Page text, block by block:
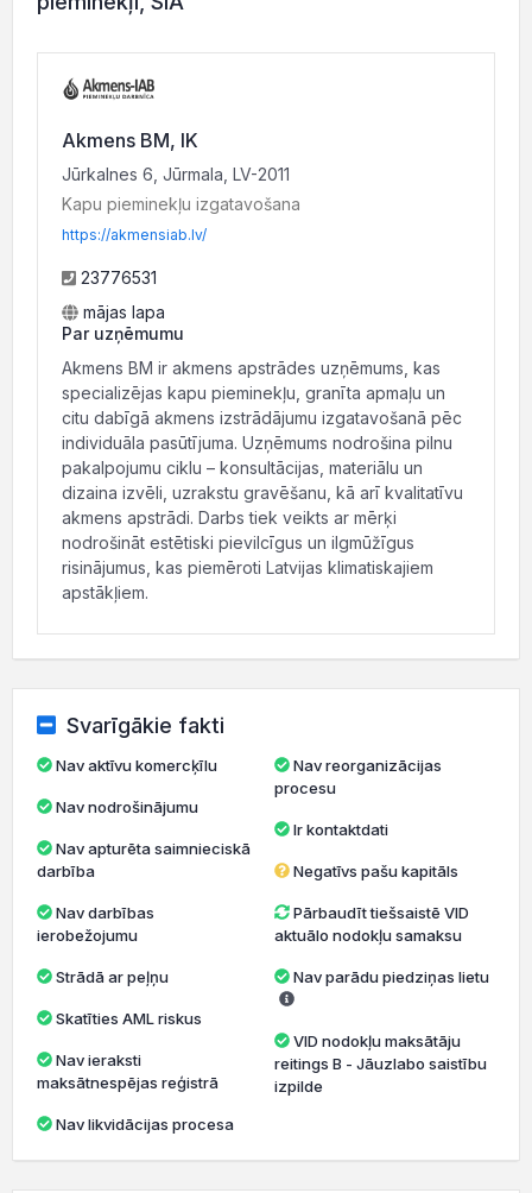
Akmens BM, IK
Jūrkalnes 6, Jūrmala, LV-2011
Kapu pieminekļu izgatavošana
https://akmensiab.lv/
23776531
mājas lapa
Par uzņēmumu
Akmens BM ir akmens apstrādes uzņēmums, kas
specializējas kapu pieminekļu, granīta apmaļu un
citu dabīgā akmens izstrādājumu izgatavošanā pēc
individuāla pasūtījuma. Uzņēmums nodrošina pilnu
pakalpojumu ciklu – konsultācijas, materiālu un
dizaina izvēli, uzrakstu gravēšanu, kā arī kvalitatīvu
akmens apstrādi. Darbs tiek veikts ar mērķi
nodrošināt estētiski pievilcīgus un ilgmūžīgus
risinājumus, kas piemēroti Latvijas klimatiskajiem
apstākļiem.
Svarīgākie fakti
Nav aktīvu komercķīlu
Nav nodrošinājumu
darbība
ierobežojumu
Strādā ar peļņu
Skatīties AML riskus
maksātnespējas reģistrā
Nav likvidācijas procesa
Nav reorganizācijas
procesu
Ir kontaktdati
Negatīvs pašu kapitāls
Pārbaudīt tiešsaistē VID
aktuālo nodokļu samaksu
Nav parādu piedziņas lietu
VID nodokļu maksātāju
reitings B - Jāuzlabo saistību
izpilde